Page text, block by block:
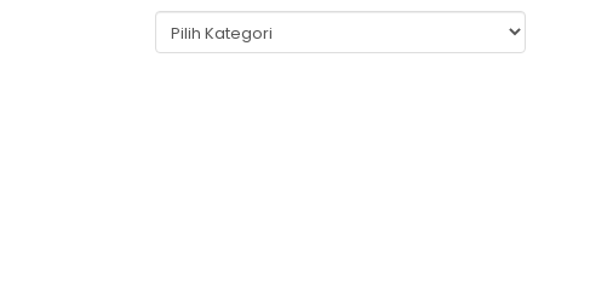
Kategori